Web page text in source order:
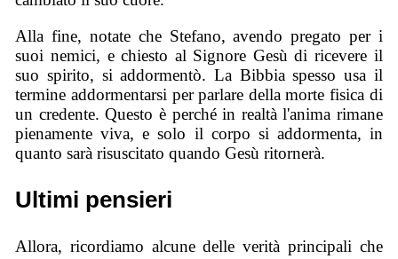
Alla fine, notate che Stefano, avendo pregato per i
suoi nemici, e chiesto al Signore Gesù di ricevere il
suo spirito, si addormentò. La Bibbia spesso usa il
termine addormentarsi per parlare della morte fisica di
un credente. Questo è perché in realtà l'anima rimane
pienamente viva, e solo il corpo si addormenta, in
quanto sarà risuscitato quando Gesù ritornerà.
Ultimi pensieri
Allora, ricordiamo alcune delle verità principali che